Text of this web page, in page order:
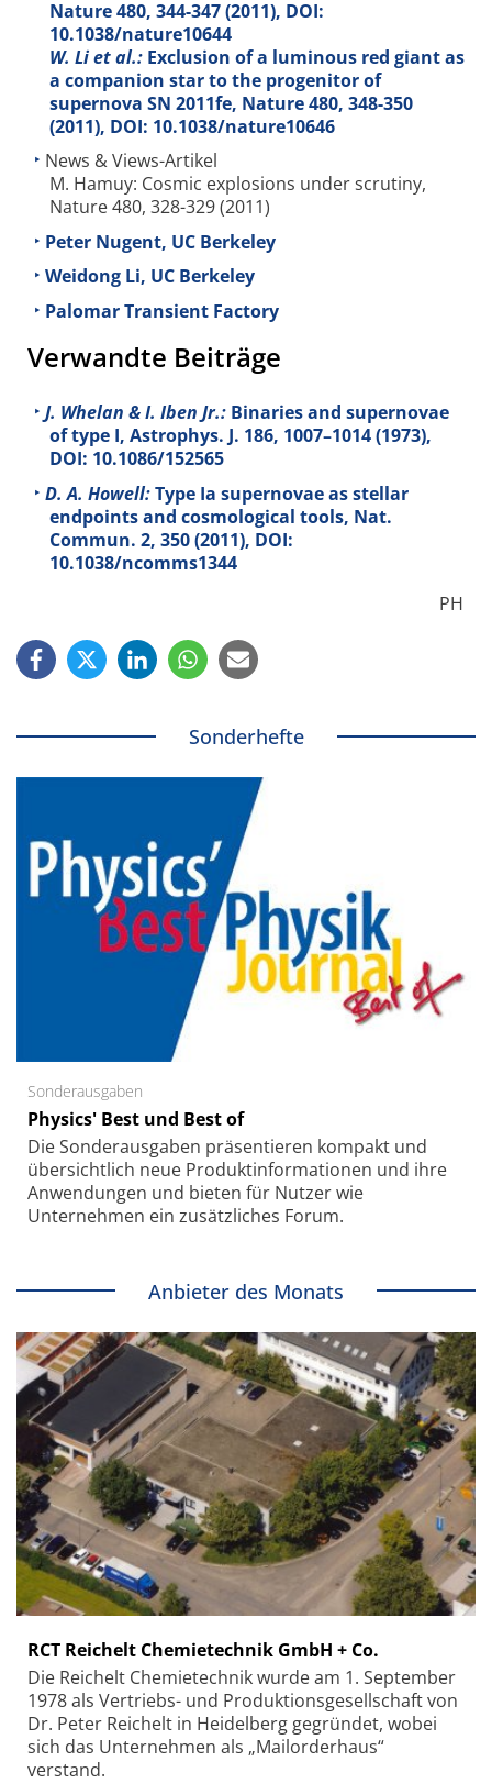
Nature480, 344-347 (2011), DOI:
10.1038/nature10644
W. Li et al.: Exclusion of a luminous red giant as
a companion star to the progenitor of
supernova SN 2011fe, Nature480, 348-350
(2011), DOI: 10.1038/nature10646
News & Views-Artikel
M. Hamuy: Cosmic explosions under scrutiny,
Nature 480, 328-329 (2011)
Peter Nugent, UC Berkeley
Weidong Li, UC Berkeley
Palomar Transient Factory
Verwandte Beiträge
J. Whelan & I. Iben Jr.: Binaries and supernovae
of type I, Astrophys. J. 186, 1007–1014 (1973),
DOI: 10.1086/152565
D. A. Howell:Type Ia supernovae as stellar
endpoints and cosmological tools, Nat.
Commun. 2, 350 (2011), DOI:
10.1038/ncomms1344
PH
Sonderhefte
Sonderausgaben
Physics' Best und Best of
Die Sonder­ausgaben präsentieren kompakt und
übersichtlich neue Produkt­informationen und ihre
Anwendungen und bieten für Nutzer wie
Unternehmen ein zusätzliches Forum.
Anbieter des Monats
RCT Reichelt Chemietechnik GmbH + Co.
Die Reichelt Chemietechnik wurde am 1. September
1978 als Vertriebs- und Produktionsgesellschaft von
Dr. Peter Reichelt in Heidelberg gegründet, wobei
sich das Unternehmen als „Mailorderhaus“
verstand.